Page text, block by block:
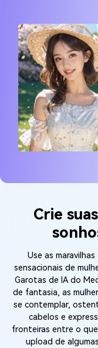
Crie
Use as
sensacionais de
Garotas de IA do
de fantasia, as
se contemplar,
cabelos e
fronteiras entre o
upload de